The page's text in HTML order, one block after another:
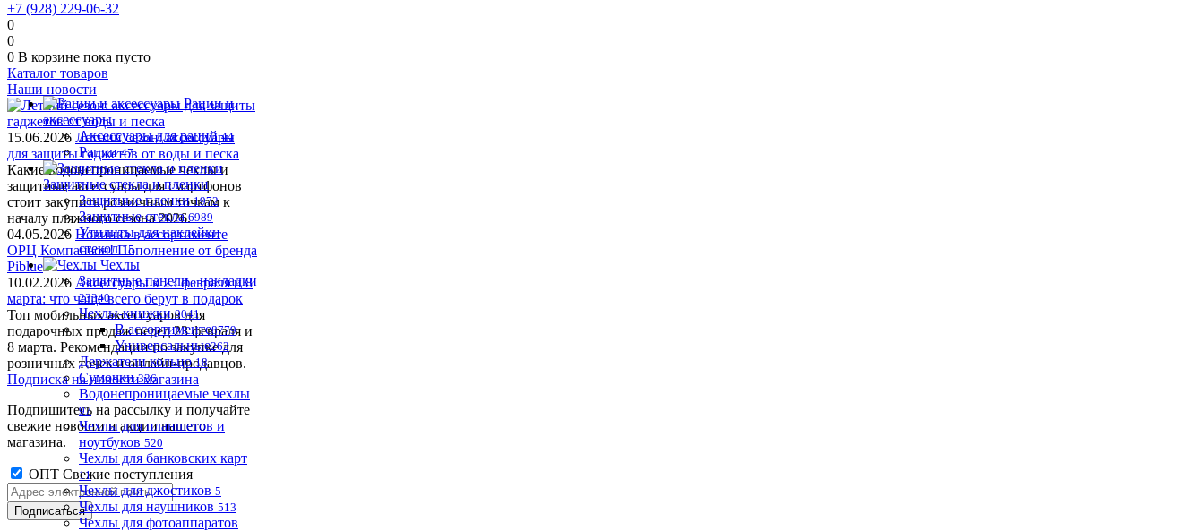
+7 (928) 229-06-32
0
0
0 В корзине пока пусто
Каталог товаров
Рации и
аксессуары
Аксессуары для раций 44
Рации 47
Защитные стекла и пленки
Защитные пленки 1972
Защитные стекла 6989
Утилиты для наклейки
стекол 15
Чехлы
Защитные панели , накладки
23340
Чехлы-книжки 9041
В ассортименте8779
Универсальные262
Держатели кольцо 18
Сумочки 336
Водонепроницаемые чехлы
97
Чехлы для планшетов и
ноутбуков 520
Чехлы для банковских карт
11
Чехлы для джостиков 5
Чехлы для наушников 513
Чехлы для фотоаппаратов
Наши новости
15.06.2026 Летний сезон: аксессуары
для защиты гаджетов от воды и песка
Какие водонепроницаемые чехлы и
защитные аксессуары для смартфонов
стоит закупить розничным точкам к
началу пляжного сезона 2026.
04.05.2026 Новинка в ассортименте
OРЦ Компаньон! Пополнение от бренда
Piblue
10.02.2026 Аксессуары к 23 февраля и 8
марта: что чаще всего берут в подарок
Топ мобильных аксессуаров для
подарочных продаж перед 23 февраля и
8 марта. Рекомендации по закупке для
розничных точек и онлайн-продавцов.
Подписка на новости магазина
Подпишитесь на рассылку и получайте
свежие новости и акции нашего
магазина.
ОПТ Свежие поступления